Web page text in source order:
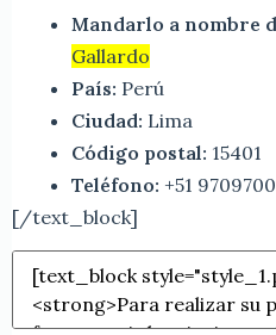
Mandarlo a nombre
Gallardo
País: Perú
Ciudad: Lima
Código postal: 15401
Teléfono: +51
[/text_block]